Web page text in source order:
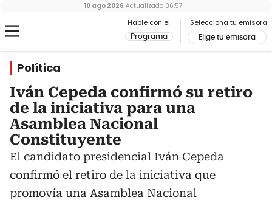
Hable con el
Programa
Selecciona tu emisora
Elige tu emisora
10 ago 2026 Actualizado 06:57
Política
Iván Cepeda confirmó su retiro
de la iniciativa para una
Asamblea Nacional
Constituyente
El candidato presidencial Iván Cepeda
confirmó el retiro de la iniciativa que
promovía una Asamblea Nacional